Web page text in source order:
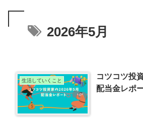
2026年5月
生活していくこと
コツコツ投
配当金レポ